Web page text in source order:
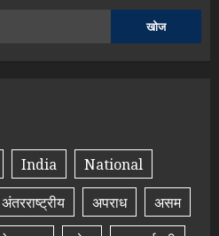
खोज
India
National
अंतरराष्ट्रीय अपराध
असम